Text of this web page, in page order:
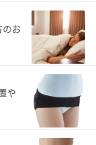
のお
や